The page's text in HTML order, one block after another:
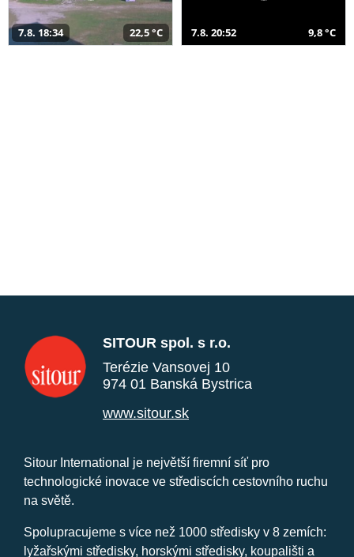
7.8. 18:34 22,5 °C 7.8. 20:52 9,8 °C
SITOUR spol. s r.o.
Terézie Vansovej 10
974 01 Banská Bystrica
www.sitour.sk
Sitour International je největší firemní síť pro
technologické inovace ve střediscích cestovního ruchu
na světě.
Spolupracujeme s více než 1000 středisky v 8 zemích:
lyžařskými středisky, horskými středisky, koupališti a